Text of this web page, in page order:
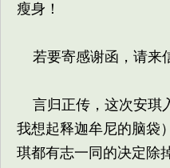
瘦身！
若要寄感谢函，请来
言归正传，这次安琪
我想起释迦牟尼的脑袋
琪都有志一同的决定除